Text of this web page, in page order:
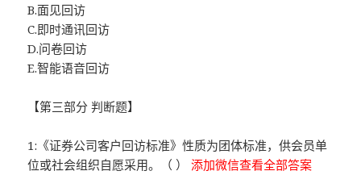
B.面见回访
C.即时通讯回访
D.问卷回访
E.智能语音回访
【第三部分 判断题】
1:《证券公司客户回访标准》性质为团体标准，供会员单
位或社会组织自愿采用。（ ）添加微信查看全部答案